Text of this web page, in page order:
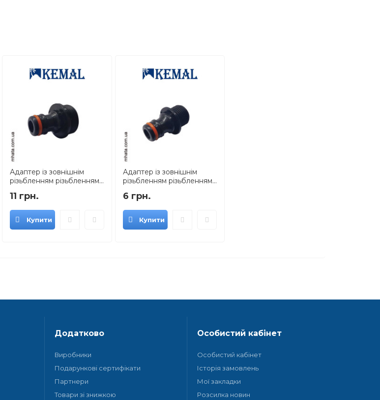
Адаптер із зовнішнім
різьбленням різьбленням...
11 грн.
Купити
Адаптер із зовнішнім
різьбленням різьбленням...
6 грн.
Купити
Додатково
Виробники
Подарункові сертифікати
Партнери
Товари зі знижкою
Особистий кабінет
Особистий кабінет
Історія замовлень
Мої закладки
Розсилка новин